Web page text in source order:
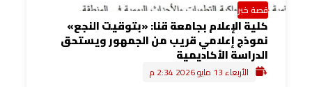
قصة خبر
كلية الإعلام بجامعة قنا: «بتوقيت النجع»
نموذج إعلامي قريب من الجمهور ويستحق
الدراسة الأكاديمية
الأربعاء 13 مايو 2026 2:34 م